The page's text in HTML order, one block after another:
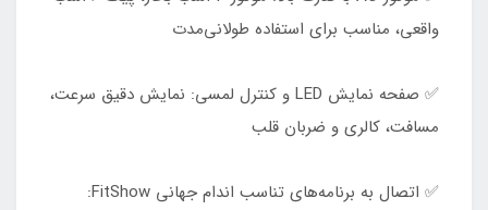
واقعی، مناسب برای استفاده طولانی‌مدت
✅ صفحه نمایش LED و کنترل لمسی: نمایش دقیق سرعت،
مسافت، کالری و ضربان قلب
✅ اتصال به برنامه‌های تناسب اندام جهانی FitShow: